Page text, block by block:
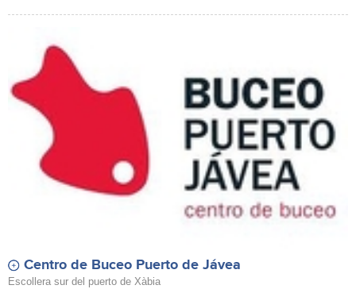
Centro de Buceo Puerto de Jávea
Escollera sur del puerto de Xàbia